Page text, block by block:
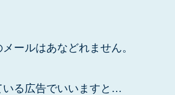
ールはあなどれません。
いる広告でいいますと…